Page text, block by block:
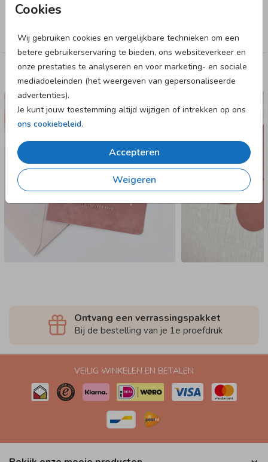
Cookies
Wij gebruiken cookies en vergelijkbare technieken om een
betere gebruikerservaring te bieden, ons websiteverkeer en
onze prestaties te analyseren en voor marketing- en sociale
mediadoeleinden (het weergeven van gepersonaliseerde
advertenties).
Je kunt jouw toestemming altijd wijzigen of intrekken op ons
ons cookiebeleid.
Accepteren
Weigeren
Collectie
Meisje
Deze designs vind je misschien ook leuk
GEBOORTEKAARTJE
Ontvang een verrassingspakket
Bij de bestelling van je 1e proefdruk
VEILIG WINKELEN EN BETALEN